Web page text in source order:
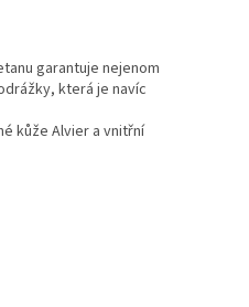
garantuje nejenom
která je navíc
kůže Alvier a vnitřní